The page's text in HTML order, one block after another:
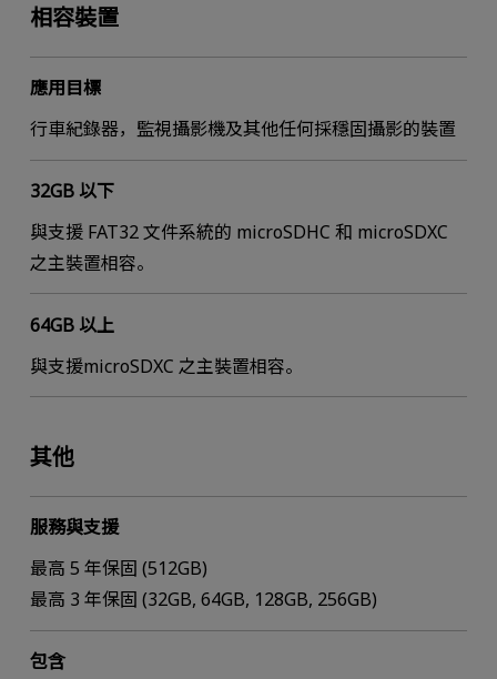
相容裝置
應用目標
行車紀錄器，監視攝影機及其他任何採穩固攝影的裝置
32GB 以下
與支援 FAT32 文件系統的 microSDHC 和 microSDXC
之主裝置相容。
64GB 以上
與支援microSDXC 之主裝置相容。
其他
服務與支援
最高 5 年保固 (512GB)
最高 3 年保固 (32GB, 64GB, 128GB, 256GB)
包含